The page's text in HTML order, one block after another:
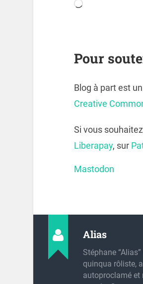
Pour
Blog à part est
Creative
Si vous
Liberapay, sur
Mastodon
Alias
Stéphane
quinqua rôliste,
autoproclamé et